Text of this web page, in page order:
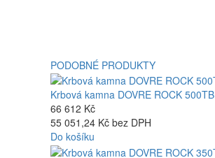
PODOBNÉ PRODUKTY
Krbová kamna DOVRE ROCK 500TB
66 612 Kč
55 051,24 Kč bez DPH
Do košíku